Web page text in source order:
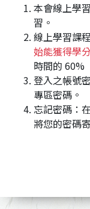
本會線上學
習。
線上學習課
始能獲得學
時間的 60%
登入之帳號
專區密碼。
忘記密碼：
將您的密碼